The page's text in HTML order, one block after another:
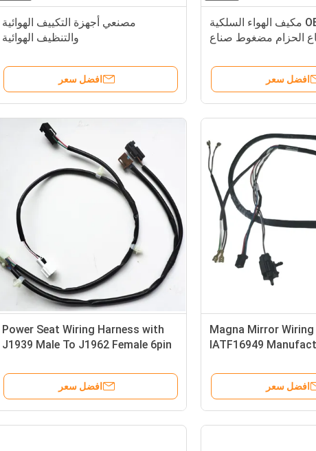
مصنعي أجهزة التكييف الهوائية
والتنظيف الهوائية
افضل سعر
OEM ODM مكيف الهواء السلكية
الحزام مضغوط صناع
افضل سعر
Power Seat Wiring Harness with
J1939 Male To J1962 Female 6pin
Waterproof for Heavy-Duty
افضل سعر
Magna Mirror
IATF16949
Automotive
افضل سعر